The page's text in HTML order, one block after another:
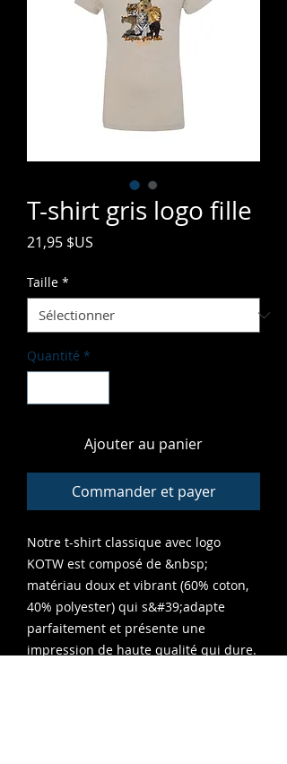
T-shirt gris logo fille
21,95 $US
Taille *
Quantité *
Ajouter au panier
Commander et payer
Notre t-shirt classique avec logo
KOTW est composé de &nbsp;
matériau doux et vibrant (60% coton,
40% polyester) qui s&#39;adapte
parfaitement et présente une
impression de haute qualité qui dure.